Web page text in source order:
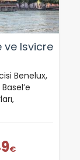
ve Isvicre
Benelux,
€